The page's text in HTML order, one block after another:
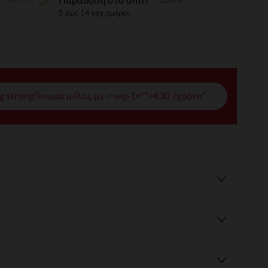
σας 5 έως 14 εργ.ημέρες
strongΓίνομαι μέλος με < wg-1="">€30 /χρόνο*